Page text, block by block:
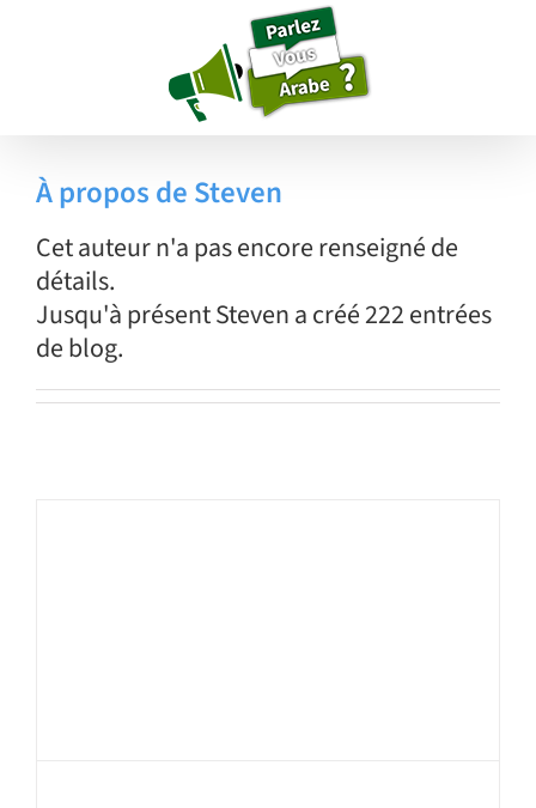
À propos deSteven
Cet auteur n'a pas encore renseigné de
détails.
Jusqu'à présent Steven a créé 222 entrées
de blog.